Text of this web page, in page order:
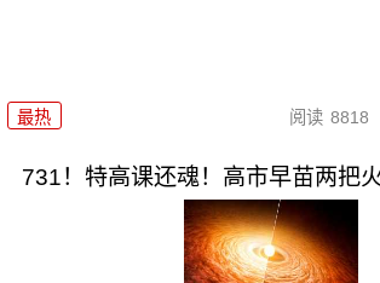
最热 阅读 8818
731！特高课还魂！高市早苗两把